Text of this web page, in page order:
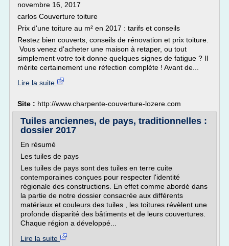
novembre 16, 2017
carlos Couverture toiture
Prix d'une toiture au m² en 2017 : tarifs et conseils
Restez bien couverts, conseils de rénovation et prix toiture.
Vous venez d'acheter une maison à retaper, ou tout
simplement votre toit donne quelques signes de fatigue ? Il
mérite certainement une réfection complète ! Avant de...
Lire la suite
Site : http://www.charpente-couverture-lozere.com
Tuiles anciennes, de pays, traditionnelles :
dossier 2017
En résumé
Les tuiles de pays
Les tuiles de pays sont des tuiles en terre cuite
contemporaines conçues pour respecter l'identité
régionale des constructions. En effet comme abordé dans
la partie de notre dossier consacrée aux différents
matériaux et couleurs des tuiles , les toitures révèlent une
profonde disparité des bâtiments et de leurs couvertures.
Chaque région a développé...
Lire la suite